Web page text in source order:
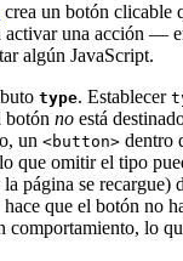
crea un botón clicable
activar una acción —
algún JavaScript.
type. Establecer
botón no está
un <button> dentro
que omitir el tipo
página se recargue)
hace que el botón no
comportamiento, lo